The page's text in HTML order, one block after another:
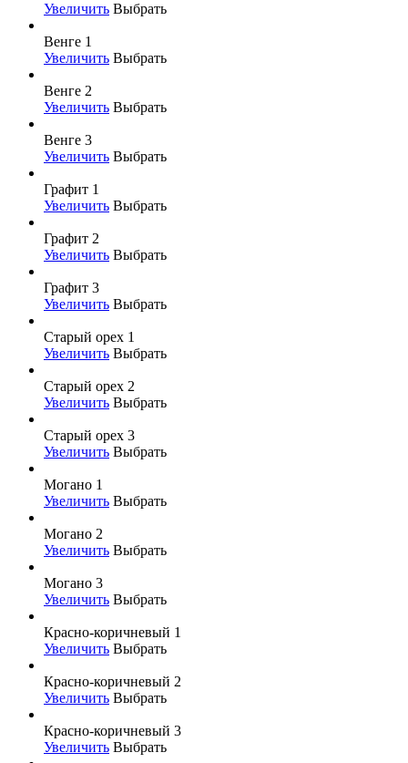
Увеличить Выбрать
Венге 1
Увеличить Выбрать
Венге 2
Увеличить Выбрать
Венге 3
Увеличить Выбрать
Графит 1
Увеличить Выбрать
Графит 2
Увеличить Выбрать
Графит 3
Увеличить Выбрать
Старый орех 1
Увеличить Выбрать
Старый орех 2
Увеличить Выбрать
Старый орех 3
Увеличить Выбрать
Могано 1
Увеличить Выбрать
Могано 2
Увеличить Выбрать
Могано 3
Увеличить Выбрать
Красно-коричневый 1
Увеличить Выбрать
Красно-коричневый 2
Увеличить Выбрать
Красно-коричневый 3
Увеличить Выбрать